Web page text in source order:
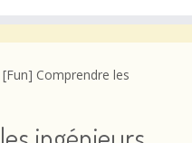
[Fun] Comprendre les